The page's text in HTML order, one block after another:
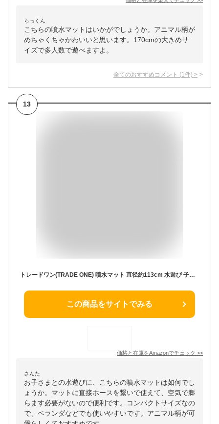
らっくん
こちらの噴水マットはいかがでしょうか。アニマル柄が
めちゃくちゃかわいいと思います。170cmの大きめサ
イズで多人数で遊べますよ。
全てのおすすめコメント (1 件) >
13
トレードワン(TRADE ONE) 噴水マット 直径約113cm 水遊び 子供用 水圧調整 簡単設置 空気入れ不要 ビニールプール ライトブルー 90076
この商品をサイトでみる
価格と在庫をAmazonでチェック >>
さんた
お子さまとの水遊びに、こちらの噴水マットは如何でし
ょうか。マットに直接ホースを繋いで使えて、空気で膨
らます必要がないので便利です。コンパクトサイズなの
で、ベランダなどでも使いやすいです。アニマル柄が可